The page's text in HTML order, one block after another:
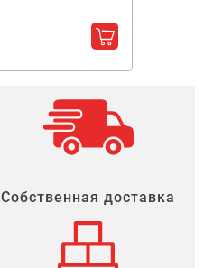
Добавить в
Собственная доставка